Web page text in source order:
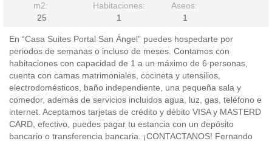
m2:
25
Habitaciones:
1
Aseos:
1
En “Casa Suites Portal San Ángel” puedes hospedarte por
periodos de semanas o incluso de meses. Contamos con
habitaciones con capacidad de 1 a un máximo de 6 personas,
cuenta con camas matrimoniales, cocineta y utensilios,
electrodomésticos, baño independiente, una pequeña sala y
comedor, además de servicios incluidos agua, luz, gas, teléfono e
internet. Aceptamos tarjetas de crédito y débito VISA y MASTERD
CARD, efectivo, puedes pagar tu estancia con un depósito
bancario o transferencia bancaria. ¡CONTACTANOS! Fernando